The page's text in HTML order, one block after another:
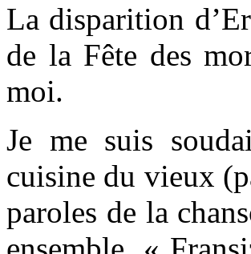
La disparition
de la Fête des
moi.
Je me suis
cuisine du vieux
paroles de la